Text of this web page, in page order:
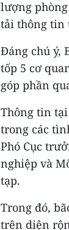
lượng
tải thông tin
Đáng chú ý,
tốp 5 cơ
góp phần
Thông tin
trong các
Phó Cục
nghiệp và
tạp.
Trong đó,
trên diện